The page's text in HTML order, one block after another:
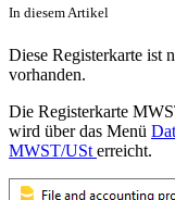
In diesem Artikel
Diese Registerkarte ist
vorhanden.
Die Registerkarte
wird über das Menü
MWST/USt erreicht.